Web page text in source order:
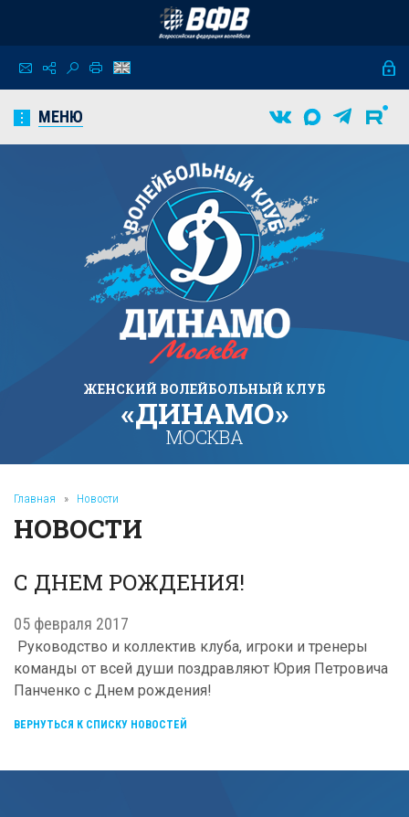
МЕНЮ
ЖЕНСКИЙ ВОЛЕЙБОЛЬНЫЙ КЛУБ
«ДИНАМО»
МОСКВА
Главная » Новости
НОВОСТИ
С ДНЕМ РОЖДЕНИЯ!
05 февраля 2017
Руководство и коллектив клуба, игроки и тренеры
команды от всей души поздравляют Юрия Петровича
Панченко с Днем рождения!
ВЕРНУТЬСЯ К СПИСКУ НОВОСТЕЙ